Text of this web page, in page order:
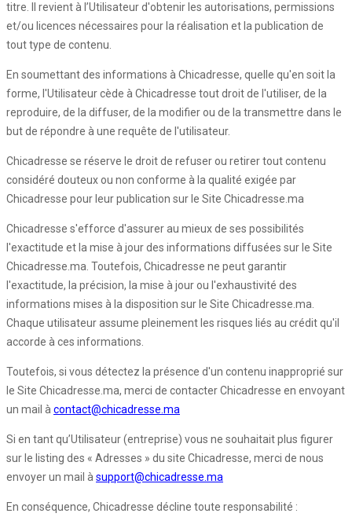
titre. Il revient à l’Utilisateur d'obtenir les autorisations, permissions
et/ou licences nécessaires pour la réalisation et la publication de
tout type de contenu.
En soumettant des informations à Chicadresse, quelle qu'en soit la
forme, l'Utilisateur cède à Chicadresse tout droit de l'utiliser, de la
reproduire, de la diffuser, de la modifier ou de la transmettre dans le
but de répondre à une requête de l'utilisateur.
Chicadresse se réserve le droit de refuser ou retirer tout contenu
considéré douteux ou non conforme à la qualité exigée par
Chicadresse pour leur publication sur le Site Chicadresse.ma
Chicadresse s'efforce d'assurer au mieux de ses possibilités
l'exactitude et la mise à jour des informations diffusées sur le Site
Chicadresse.ma. Toutefois, Chicadresse ne peut garantir
l'exactitude, la précision, la mise à jour ou l'exhaustivité des
informations mises à la disposition sur le Site Chicadresse.ma.
Chaque utilisateur assume pleinement les risques liés au crédit qu'il
accorde à ces informations.
Toutefois, si vous détectez la présence d'un contenu inapproprié sur
le Site Chicadresse.ma, merci de contacter Chicadresse en envoyant
un mail àcontact@chicadresse.ma
Si en tant qu’Utilisateur (entreprise) vous ne souhaitait plus figurer
sur le listing des « Adresses » du site Chicadresse, merci de nous
envoyer un mail àsupport@chicadresse.ma
En conséquence, Chicadresse décline toute responsabilité :